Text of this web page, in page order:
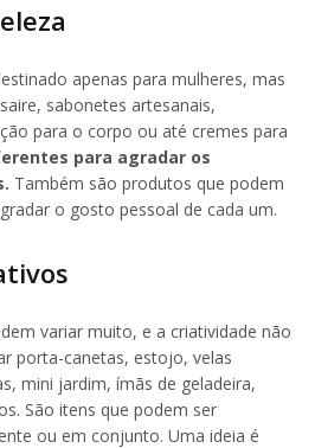
apenas para mulheres, mas
sabonetes artesanais,
para o corpo ou até cremes para
para agradar os
Também são produtos que podem
o gosto pessoal de cada um.
variar muito, e a criatividade não
porta-canetas, estojo, velas
mini jardim, ímãs de geladeira,
São itens que podem ser
ou em conjunto. Uma ideia é